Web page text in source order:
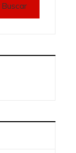
Buscar